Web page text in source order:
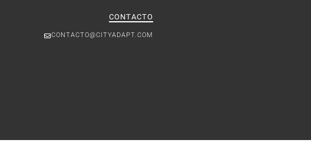
CONTACTO
CONTACTO@CITYADAPT.COM